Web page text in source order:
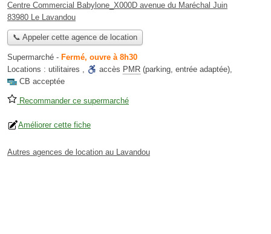
Centre Commercial Babylone_X000D avenue du Maréchal Juin
83980 Le Lavandou
📞 Appeler cette agence de location
Supermarché - Fermé, ouvre à 8h30
Locations : utilitaires , accès PMR (parking, entrée adaptée),
CB acceptée
Recommander ce supermarché
Améliorer cette fiche
Autres agences de location au Lavandou